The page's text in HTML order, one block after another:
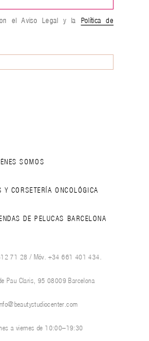
el Aviso Legal y la Política de
SOMOS
Y CORSETERÍA ONCOLÓGICA
DE PELUCAS BARCELONA
71 28 / Móv. +34 661 401 434.
Pau Claris, 95 08009 Barcelona
a viernes de 10:00–19:30